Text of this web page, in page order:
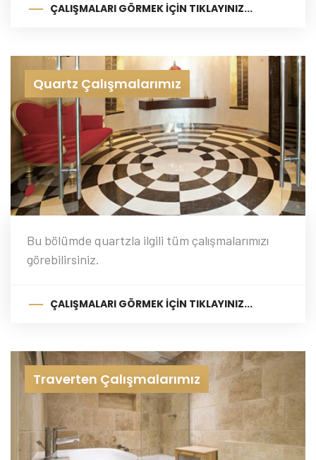
ÇALIŞMALARI GÖRMEK İÇIN TIKLAYINIZ...
Quartz Çalışmalarımız
Bu bölümde quartzla ilgili tüm çalışmalarımızı
görebilirsiniz.
ÇALIŞMALARI GÖRMEK İÇIN TIKLAYINIZ...
Traverten Çalışmalarımız